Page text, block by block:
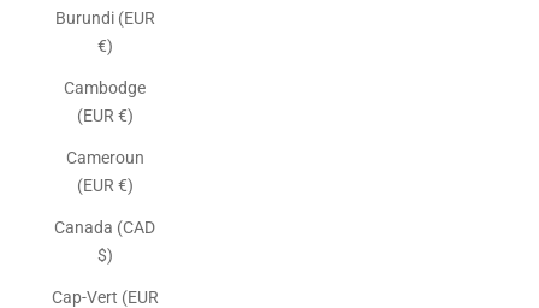
Burundi (EUR
€)
Cambodge
(EUR €)
Cameroun
(EUR €)
Canada (CAD
$)
Cap-Vert (EUR